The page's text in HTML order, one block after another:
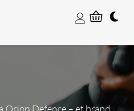
Orion Defence – et brand